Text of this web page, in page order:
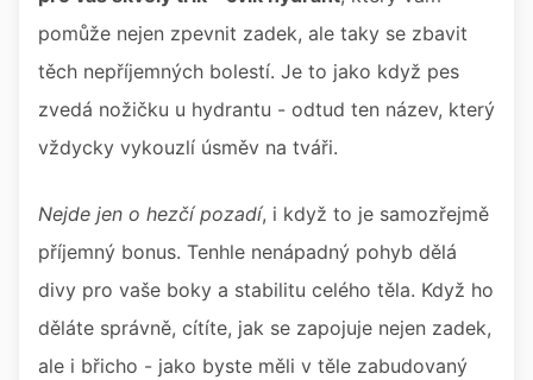
pomůže nejen zpevnit zadek, ale taky se zbavit
těch nepříjemných bolestí. Je to jako když pes
zvedá nožičku u hydrantu - odtud ten název, který
vždycky vykouzlí úsměv na tváři.
Nejde jen o hezčí pozadí, i když to je samozřejmě
příjemný bonus. Tenhle nenápadný pohyb dělá
divy pro vaše boky a stabilitu celého těla. Když ho
děláte správně, cítíte, jak se zapojuje nejen zadek,
ale i břicho - jako byste měli v těle zabudovaný